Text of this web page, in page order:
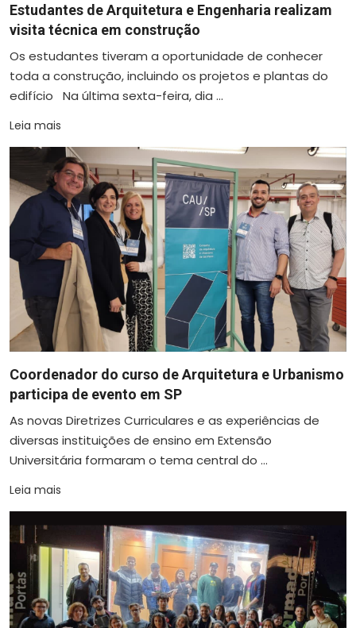
Estudantes de Arquitetura e Engenharia realizam
visita técnica em construção
Os estudantes tiveram a oportunidade de conhecer
toda a construção, incluindo os projetos e plantas do
edifício Na última sexta-feira, dia ...
Leia mais
Coordenador do curso de Arquitetura e Urbanismo
participa de evento em SP
As novas Diretrizes Curriculares e as experiências de
diversas instituições de ensino em Extensão
Universitária formaram o tema central do ...
Leia mais